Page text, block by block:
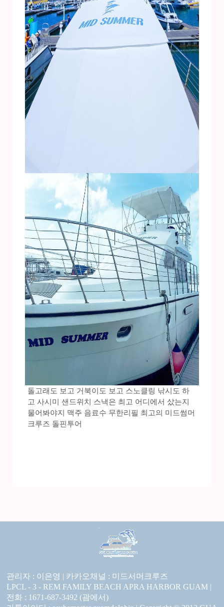
돌고래도 보고 거북이도 보고 스노클링 낚시도 하
고 사시미 샌드위치 스낵은 최고 어디에서 샀는지
물어봐야지 맥주 음료수 무한리필 최고의 미드썸머
크루즈 돌핀투어
관리자 : 이은영 | 카카오채널 : 미드서머크루즈
LPCL - 3 - REM FAMILY BEACH APRA HARBOR GUAM |
전화 : 1671-687-3492 (괌에서)